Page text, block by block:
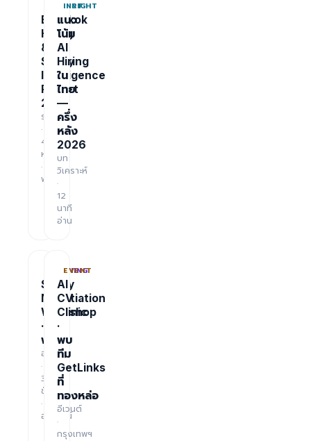
REPORT
Bangkok
Hiring
&
Salary
Intelligence
Report
2026
รายงาน
·
48
หน้า
·
ฟรี
INSIGHT
แนว
โน้ม
AI
Hiring
ใน
ไทย
—
ครึ่ง
หลัง
2026
บท
วิเคราะห์
·
12
นาที
อ่าน
TRAINING
Salary
Negotiation
Workshop
·
ฟรี
อบรม
·
3
ชั่วโมง
·
ออนไลน์
EVENT
AI
CV
Clinic
·
พบ
ทีม
GetLinks
ที่
ทองหล่อ
อีเวนต์
·
กรุงเทพฯ